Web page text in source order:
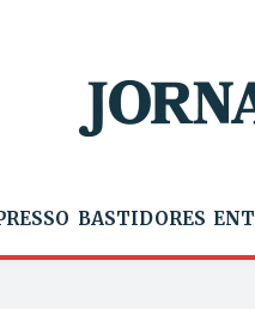
BASTIDORES